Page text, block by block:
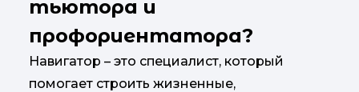
тьютора и
профориентатора?
Навигатор – это специалист, который
помогает строить жизненные,